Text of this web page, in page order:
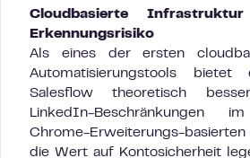
Cloudbasierte
Erkennungsrisiko
Als eines der ersten
Automatisierungstools
Salesflow theoretisch
LinkedIn-Beschränkungen
Chrome-Erweiterungs-
die Wert auf Kontosicherheit